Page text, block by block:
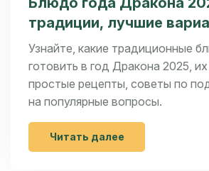
традиции, лучшие
рецепты
Узнайте, какие традиционные
готовить в год Дракона 2025,
простые рецепты, советы по
на популярные вопросы.
Читать далее